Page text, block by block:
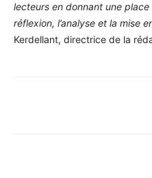
lecteurs en donnant une place
réflexion, l’analyse et la mise
Kerdellant, directrice de la